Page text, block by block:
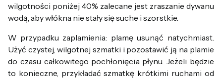
wilgotności poniżej 40% zalecane jest zraszanie dywanu
wodą, aby włókna nie stały się suche i szorstkie.
W przypadku zaplamienia: plamę usunąć natychmiast.
Użyć czystej, wilgotnej szmatki i pozostawić ją na plamie
do czasu całkowitego pochłonięcia płynu. Jeżeli będzie
to konieczne, przykładać szmatkę krótkimi ruchami od